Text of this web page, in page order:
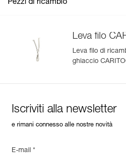
Pezzi di ricambio
Leva filo
Leva filo di
ghiaccio
Iscriviti alla newsletter
e rimani connesso alle nostre novità
E-mail *